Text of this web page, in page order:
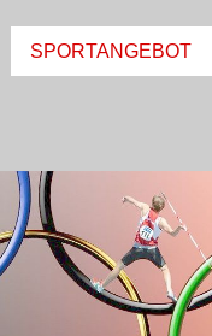
SPORTANGEBOT